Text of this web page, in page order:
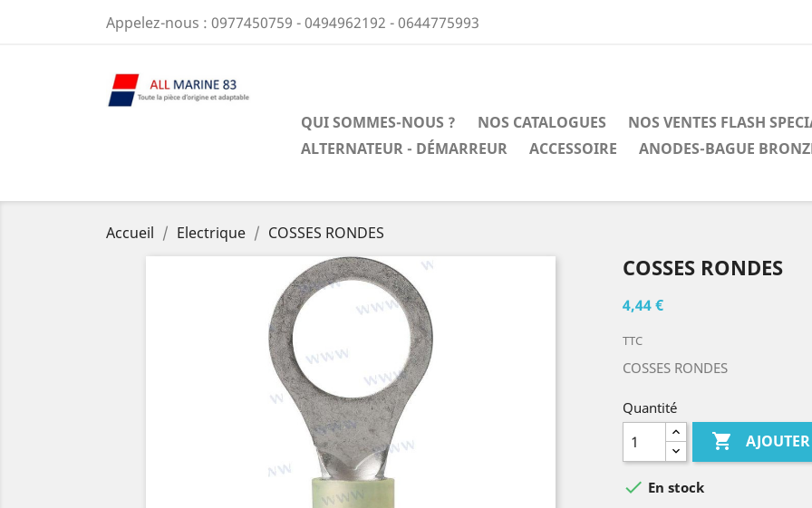
Appelez-nous : 0977450759 - 0494962192 - 0644775993
QUI SOMMES-NOUS ? NOS CATALOGUES NOS VENTES FLASH
ALTERNATEUR - DÉMARREUR
ACCESSOIRE ANODES-BAGUE
Accueil Electrique COSSES RONDES
COSSES RONDES
4,44 €
TTC
COSSES RONDES
Quantité

 En stock